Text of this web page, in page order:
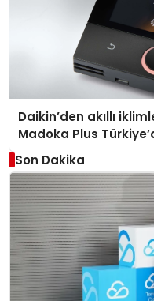
Daikin’den akıllı
Madoka Plus
Son Dakika